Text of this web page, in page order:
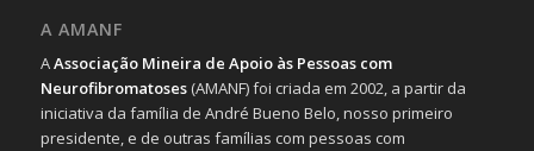
A AMANF
AAssociação Mineira de Apoio às Pessoas com
Neurofibromatoses(AMANF) foi criada em 2002, a partir da
iniciativa da família de André Bueno Belo, nosso primeiro
presidente, e de outras famílias com pessoas com